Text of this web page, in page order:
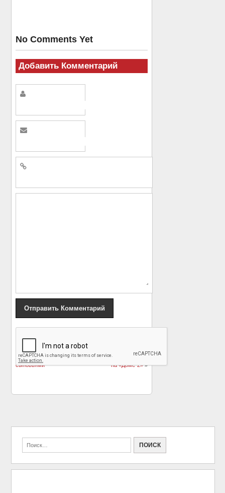
No Comments Yet
Добавить Комментарий
Бритни Спирс
похвасталась
взрослыми
сыновьями
разрешают видеть
дочь после разврата
на «Доме-2»»